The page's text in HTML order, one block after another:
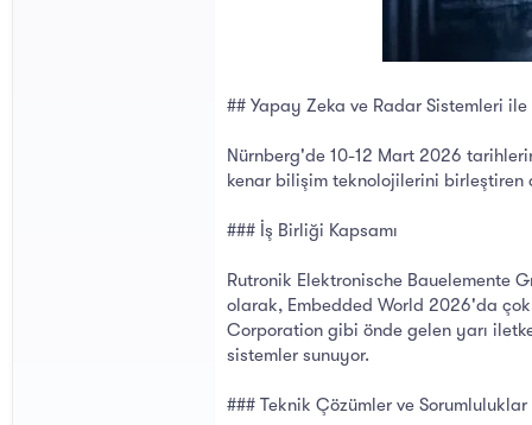
## Yapay Zeka ve Radar Sistemleri ile
Nürnberg'de 10-12 Mart 2026
kenar bilişim teknolojilerini birleştiren
### İş Birliği Kapsamı
Rutronik Elektronische Bauelemente
olarak, Embedded World 2026'da
Corporation gibi önde gelen yarı
sistemler sunuyor.
### Teknik Çözümler ve Sorumluluklar